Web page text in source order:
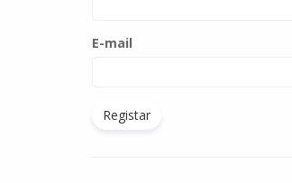
E-mail
Registar